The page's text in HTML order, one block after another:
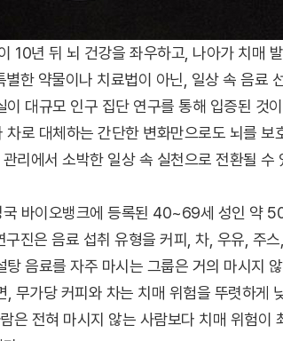
10년 뒤 뇌 건강을 좌우하고, 나아가 치매
한 약물이나 치료법이 아닌, 일상 속 음료
대규모 인구 집단 연구를 통해 입증된 것
로 대체하는 간단한 변화만으로도 뇌를 보
리에서 소박한 일상 속 실천으로 전환될 수
바이오뱅크에 등록된 40~69세 성인 약
진은 음료 섭취 유형을 커피, 차, 우유, 주
음료를 자주 마시는 그룹은 거의 마시지
무가당 커피와 차는 치매 위험을 뚜렷하게
은 전혀 마시지 않는 사람보다 치매 위험이